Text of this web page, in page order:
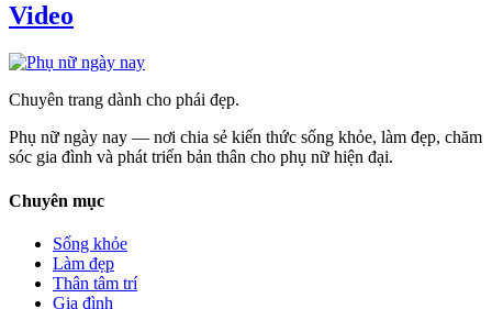
Video
Chuyên trang dành cho phái đẹp.
Phụ nữ ngày nay — nơi chia sẻ kiến thức sống khỏe, làm đẹp, chăm
sóc gia đình và phát triển bản thân cho phụ nữ hiện đại.
Chuyên mục
Sống khỏe
Làm đẹp
Thân tâm trí
Gia đình